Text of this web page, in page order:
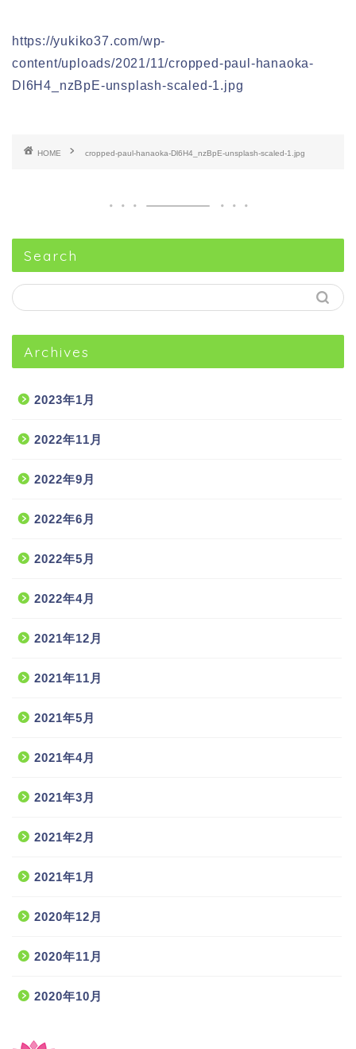
https://yukiko37.com/wp-
content/uploads/2021/11/cropped-paul-hanaoka-
Dl6H4_nzBpE-unsplash-scaled-1.jpg
HOME cropped-paul-hanaoka-Dl6H4_nzBpE-unsplash-scaled-1.jpg
Search
Archives
2023年1月
2022年11月
2022年9月
2022年6月
2022年5月
2022年4月
2021年12月
2021年11月
2021年5月
2021年4月
2021年3月
2021年2月
2021年1月
2020年12月
2020年11月
2020年10月